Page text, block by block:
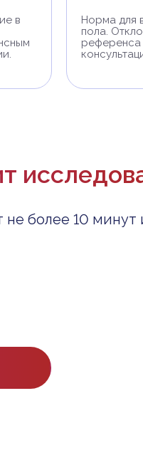
в
Норма для
пола.
более 10 минут